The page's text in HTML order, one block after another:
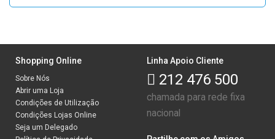
Shopping Online
Sobre Nós
Abrir uma Loja
Condições de Utilização
Condições Lojas Online
Seja um Delegado
Linha Apoio Cliente
212 476 500
chamada para rede fixa
nacional